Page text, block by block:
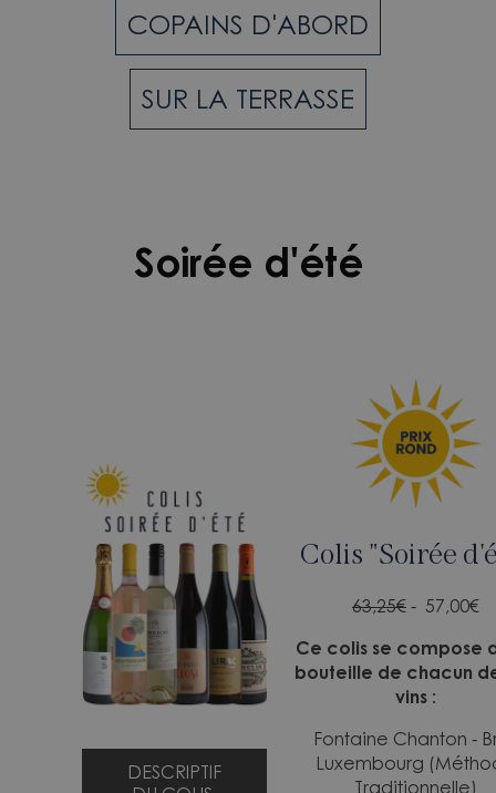
COPAINS D'ABORD
TERRASSE
SUR LA TERRASSE
Soirée d'été
DESCRIPTIF
Colis "Soirée
63,25€ - 57,00€
Ce colis se compose
bouteille de chacun
vins :
Fontaine Chanton -
Luxembourg
Traditionnelle)